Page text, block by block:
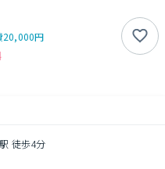
20,000円
徒歩4分